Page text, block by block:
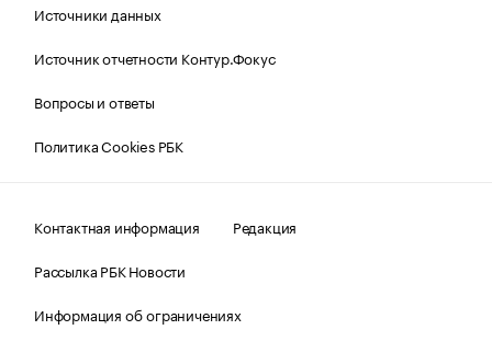
Источники данных
Источник отчетности Контур.Фокус
Вопросы и ответы
Политика Cookies РБК
Контактная информация
Редакция
Рассылка РБК Новости
Информация об ограничениях